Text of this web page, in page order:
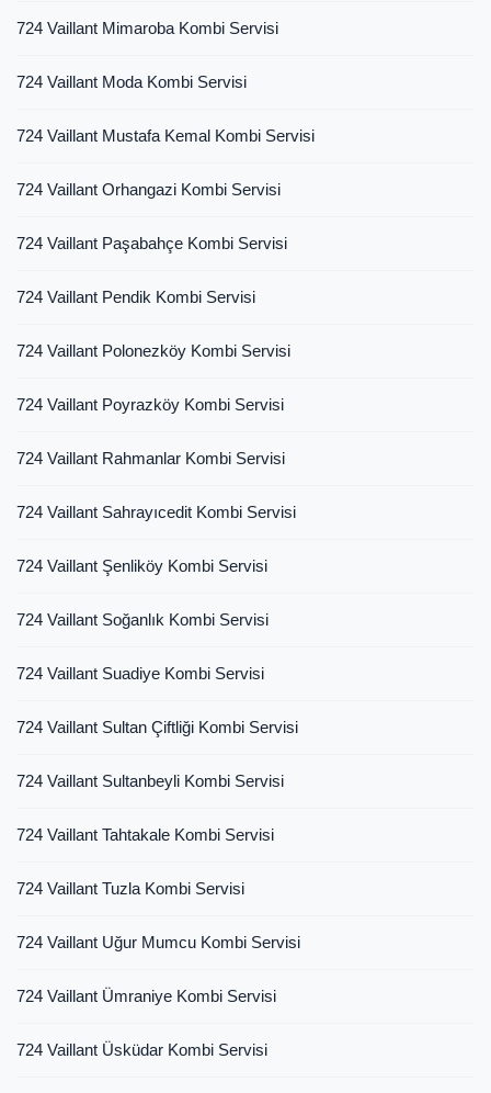
724 Vaillant Mimaroba Kombi Servisi
724 Vaillant Moda Kombi Servisi
724 Vaillant Mustafa Kemal Kombi Servisi
724 Vaillant Orhangazi Kombi Servisi
724 Vaillant Paşabahçe Kombi Servisi
724 Vaillant Pendik Kombi Servisi
724 Vaillant Polonezköy Kombi Servisi
724 Vaillant Poyrazköy Kombi Servisi
724 Vaillant Rahmanlar Kombi Servisi
724 Vaillant Sahrayıcedit Kombi Servisi
724 Vaillant Şenliköy Kombi Servisi
724 Vaillant Soğanlık Kombi Servisi
724 Vaillant Suadiye Kombi Servisi
724 Vaillant Sultan Çiftliği Kombi Servisi
724 Vaillant Sultanbeyli Kombi Servisi
724 Vaillant Tahtakale Kombi Servisi
724 Vaillant Tuzla Kombi Servisi
724 Vaillant Uğur Mumcu Kombi Servisi
724 Vaillant Ümraniye Kombi Servisi
724 Vaillant Üsküdar Kombi Servisi